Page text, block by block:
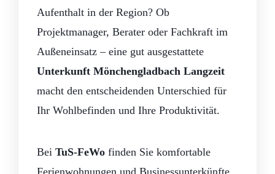
Aufenthalt in der Region? Ob
Projektmanager, Berater oder Fachkraft im
Außeneinsatz – eine gut ausgestattete
Unterkunft Mönchengladbach Langzeit
macht den entscheidenden Unterschied für
Ihr Wohlbefinden und Ihre Produktivität.
Bei TuS-FeWo finden Sie komfortable
Ferienwohnungen und Businessunterkünfte,